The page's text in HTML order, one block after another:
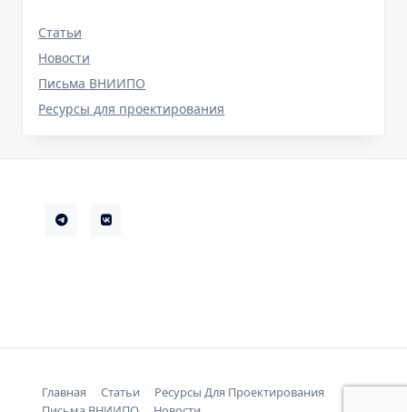
Cтатьи
Новости
Письма ВНИИПО
Ресурсы для проектирования
Главная Cтатьи
Ресурсы Для Проектирования